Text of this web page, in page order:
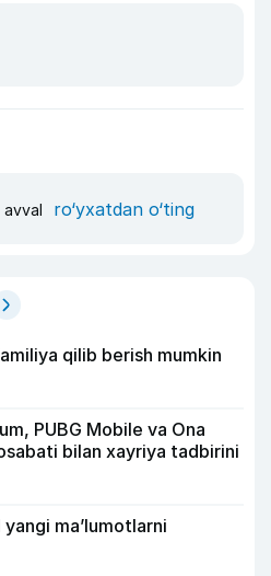
avval ro‘yxatdan o‘ting
qilib berish mumkin
PUBG Mobile va Ona
bilan xayriya tadbirini
maʼlumotlarni